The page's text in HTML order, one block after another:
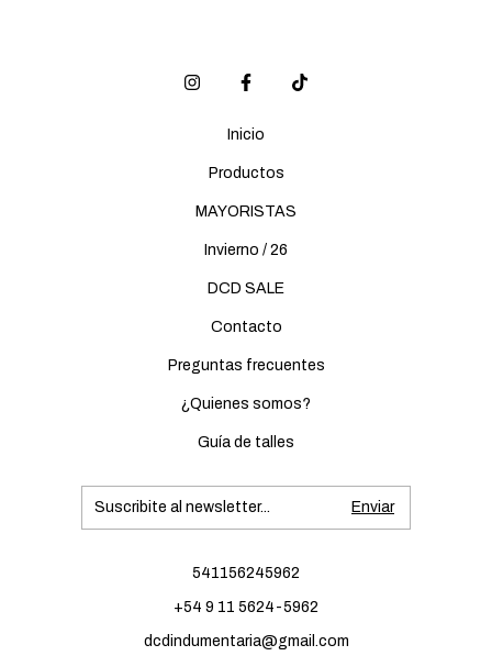
Inicio
Productos
MAYORISTAS
Invierno / 26
DCD SALE
Contacto
Preguntas frecuentes
¿Quienes somos?
Guía de talles
541156245962
+54 9 11 5624-5962
dcdindumentaria@gmail.com